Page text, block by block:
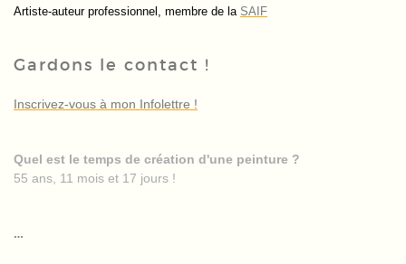
Artiste-auteur professionnel, membre de la SAIF
Gardons le contact !
Inscrivez-vous à mon Infolettre !
Quel est le temps de création d'une peinture ?
55 ans, 11 mois et 17 jours !
…